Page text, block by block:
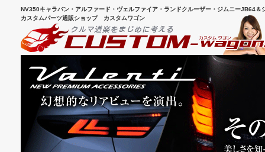
NV350キャラバン・アルファード・ヴェルファイア・ランドクルーザー・ジムニーJB64
カスタムパーツ通販ショップ カスタムワゴン